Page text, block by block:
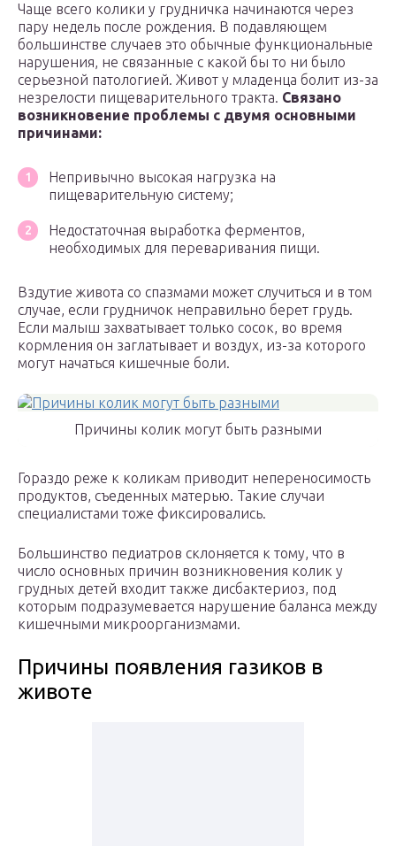
Чаще всего колики у грудничка начинаются через
пару недель после рождения. В подавляющем
большинстве случаев это обычные функциональные
нарушения, не связанные с какой бы то ни было
серьезной патологией. Живот у младенца болит из-за
незрелости пищеварительного тракта. Связано
возникновение проблемы с двумя основными
причинами:
Непривычно высокая нагрузка на
пищеварительную систему;
Недостаточная выработка ферментов,
необходимых для переваривания пищи.
Вздутие живота со спазмами может случиться и в том
случае, если грудничок неправильно берет грудь.
Если малыш захватывает только сосок, во время
кормления он заглатывает и воздух, из-за которого
могут начаться кишечные боли.
Причины колик могут быть разными
Гораздо реже к коликам приводит непереносимость
продуктов, съеденных матерью. Такие случаи
специалистами тоже фиксировались.
Большинство педиатров склоняется к тому, что в
число основных причин возникновения колик у
грудных детей входит также дисбактериоз, под
которым подразумевается нарушение баланса между
кишечными микроорганизмами.
Причины появления газиков в
животе